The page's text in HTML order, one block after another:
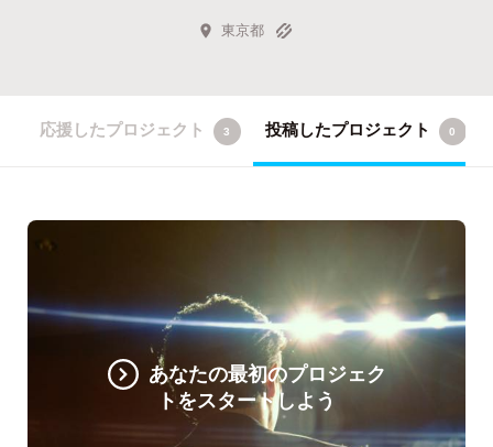
東京都
応援したプロジェクト 3 投稿したプロジェクト 0
あなたの最初のプロジェク
トをスタートしよう